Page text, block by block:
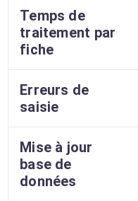
Temps de
traitement par
fiche
Erreurs de
saisie
Mise à jour
base de
données